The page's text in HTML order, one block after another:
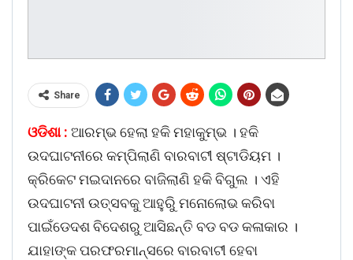
Share
ଓଡିଶା : ଆରମ୍ଭ ହେଲା ହକି ମହାକୁମ୍ଭ । ହକି
ଉଦଘାଟନୀରେ କମ୍ପିଲାଣି ବାରବାଟୀ ଷ୍ଟାଡିୟମ ।
କ୍ରିକେଟ ମଇଦାନରେ ବାଜିଲାଣି ହକି ବିଗୁଲ । ଏହି
ଉଦଘାଟନୀ ଉତ୍ସବକୁ ଆହୁରିୁ ମନୋଲୋଭ କରିବା
ପାଇଁଡେଦଶ ବିଦେଶରୁ ଆସିଛନ୍ତି ବଡ ବଡ କଳାକାର ।
ଯାହାଙ୍କ ପରଫରମାନ୍ସରେ ବାରବାଟୀ ହେବା